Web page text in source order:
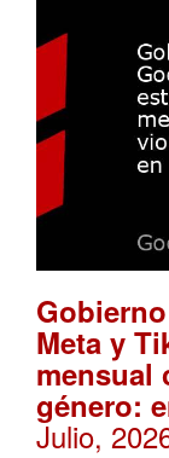
Meta y
mensual
género:
Julio,